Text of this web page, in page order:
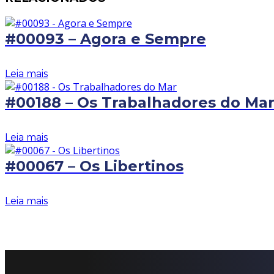
#00093 – Agora e Sempre
Leia mais
#00188 – Os Trabalhadores do Mar
Leia mais
#00067 – Os Libertinos
Leia mais